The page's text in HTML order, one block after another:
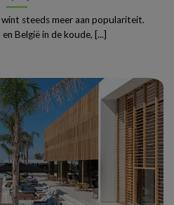
steeds meer aan populariteit.
België in de koude, [...]